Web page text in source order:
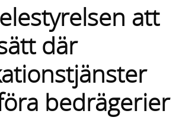
att
där
bedrägerier